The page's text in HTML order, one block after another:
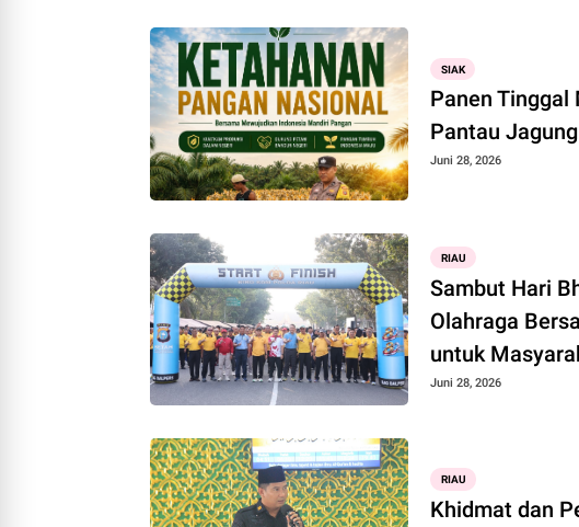
SIAK
Panen Tinggal
Pantau
Juni 28, 2026
RIAU
Sambut Hari
Olahraga
untuk
Juni 28, 2026
RIAU
Khidmat dan